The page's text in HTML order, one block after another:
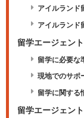
アイルランド
アイルランド
留学エージェン
留学に必要な
現地でのサポ
留学に関する
留学エージェン